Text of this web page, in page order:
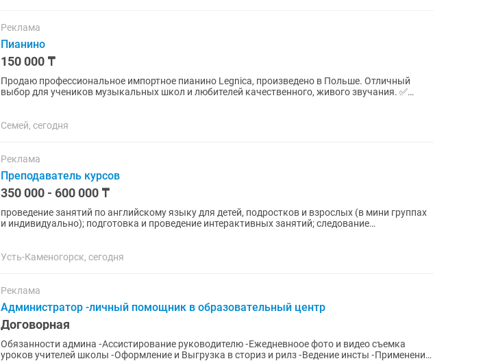
Реклама
Пианино
150 000 ₸
Продаю профессиональное импортное пианино Legnica, произведено в Польше. Отличный
выбор для учеников музыкальных школ и любителей качественного, живого звучания. ✅
Семей, сегодня
Реклама
Преподаватель курсов
350 000 - 600 000 ₸
проведение занятий по английскому языку для детей, подростков и взрослых (в мини группах
и индивидуально); подготовка и проведение интерактивных занятий; следование
Усть-Каменогорск, сегодня
Реклама
Администратор -личный помощник в образовательный центр
Договорная
Обязанности админа ⁃Ассистирование руководителю ⁃Ежедневноое фото и видео съемка
уроков учителей школы ⁃Оформление и Выгрузка в сториз и рилз ⁃Ведение инсты ⁃Применение